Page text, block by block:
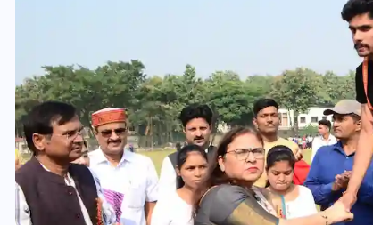
यूपी लेखपाल भर्ती: ओबीसी को
मिली बड़ी राहत, 2158 पदों पर
बंपर वैकेंसी, जनरल कोटे में भारी
कटौती